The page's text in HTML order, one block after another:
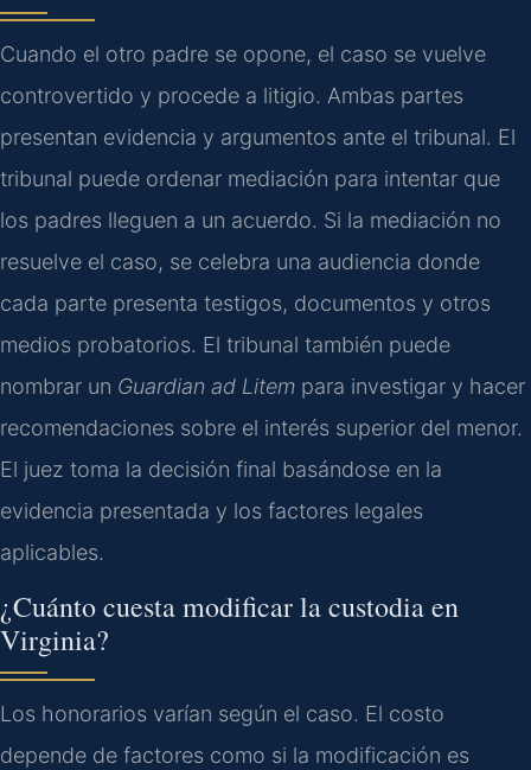
Cuando el otro padre se opone, el caso se vuelve
controvertido y procede a litigio. Ambas partes
presentan evidencia y argumentos ante el tribunal. El
tribunal puede ordenar mediación para intentar que
los padres lleguen a un acuerdo. Si la mediación no
resuelve el caso, se celebra una audiencia donde
cada parte presenta testigos, documentos y otros
medios probatorios. El tribunal también puede
nombrar un Guardian ad Litem para investigar y hacer
recomendaciones sobre el interés superior del menor.
El juez toma la decisión final basándose en la
evidencia presentada y los factores legales
aplicables.
¿Cuánto cuesta modificar la custodia en
Virginia?
Los honorarios varían según el caso. El costo
depende de factores como si la modificación es